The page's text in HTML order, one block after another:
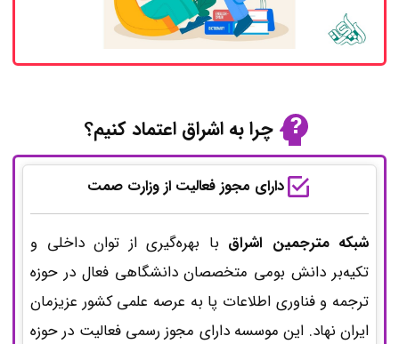
چرا به اشراق اعتماد کنیم؟
دارای مجوز فعالیت از وزارت صمت
شبکه مترجمین اشراق با بهره‌گیری از توان داخلی و
تکیه‌بر دانش بومی متخصصان دانشگاهی فعال در حوزه
ترجمه و فناوری اطلاعات پا به عرصه علمی کشور عزیزمان
ایران نهاد. این موسسه دارای مجوز رسمی فعالیت در حوزه